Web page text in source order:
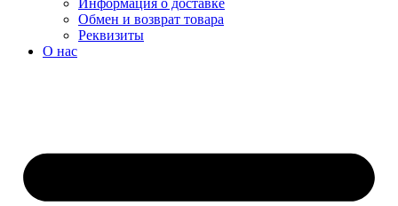
Информация о доставке
Обмен и возврат товара
Реквизиты
О нас